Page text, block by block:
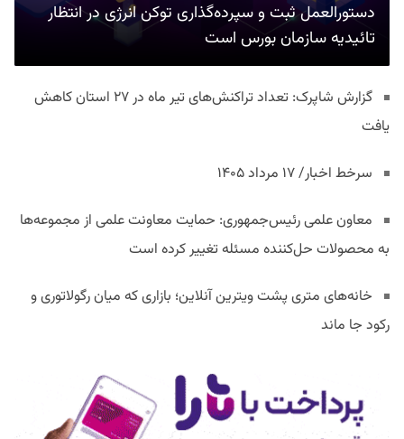
دستورالعمل ثبت و سپرده‌گذاری توکن انرژی در انتظار
تائیدیه سازمان بورس است
گزارش شاپرک: تعداد تراکنش‌های تیر ماه در ۲۷ استان‌ کاهش
یافت
سرخط اخبار/ ۱۷ مرداد ۱۴۰۵
معاون علمی رئیس‌جمهوری: حمایت معاونت علمی از مجموعه‌ها
به محصولات حل‌کننده مسئله تغییر کرده است
خانه‌های متری پشت ویترین آنلاین؛ بازاری که میان رگولاتوری و
رکود جا ماند